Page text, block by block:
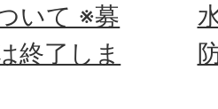
いて ※募
終了しま